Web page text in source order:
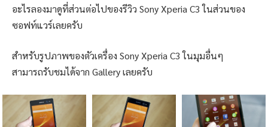
อะไรลองมาดูที่ส่วนต่อไปของรีวิว Sony Xperia C3 ในส่วนของ
ซอฟท์แวร์เลยครับ
สำหรับรูปภาพของตัวเครื่อง Sony Xperia C3 ในมุมอื่นๆ
สามารถรับชมได้จาก Gallery เลยครับ